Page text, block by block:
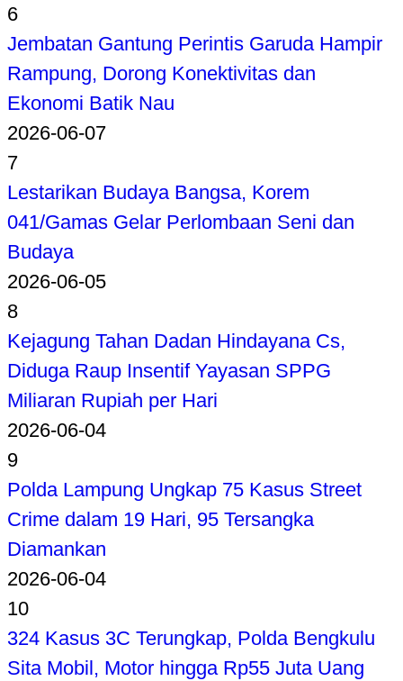
6
Jembatan Gantung Perintis Garuda Hampir
Rampung, Dorong Konektivitas dan
Ekonomi Batik Nau
2026-06-07
7
Lestarikan Budaya Bangsa, Korem
041/Gamas Gelar Perlombaan Seni dan
Budaya
2026-06-05
8
Kejagung Tahan Dadan Hindayana Cs,
Diduga Raup Insentif Yayasan SPPG
Miliaran Rupiah per Hari
2026-06-04
9
Polda Lampung Ungkap 75 Kasus Street
Crime dalam 19 Hari, 95 Tersangka
Diamankan
2026-06-04
10
324 Kasus 3C Terungkap, Polda Bengkulu
Sita Mobil, Motor hingga Rp55 Juta Uang